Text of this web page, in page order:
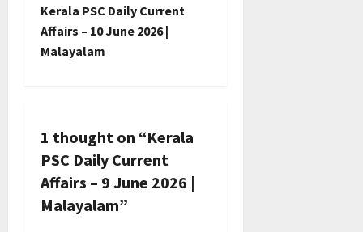
t
n
i
g
a
Kerala PSC Daily Current
Affairs – 10 June 2026 |
Malayalam
1 thought on “Kerala
PSC Daily Current
Affairs – 9 June 2026 |
Malayalam”